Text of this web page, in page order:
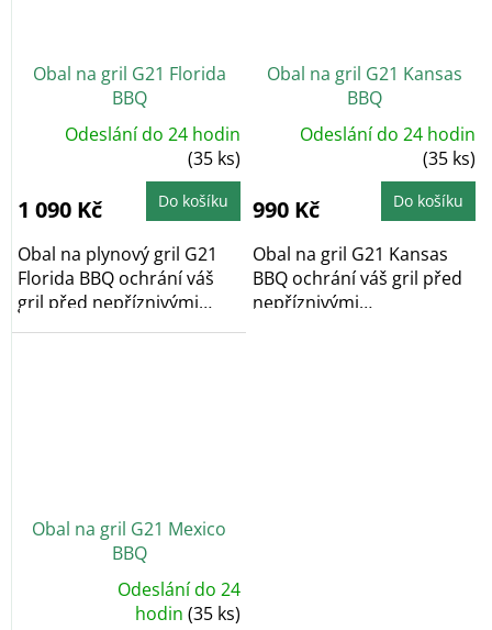
Obal na gril G21 Florida
BBQ
Odeslání do 24 hodin
(35 ks)
1 090 Kč Do košíku
Obal na plynový gril G21
Florida BBQ ochrání váš
gril před nepříznivými
povětrnostními...
Obal na gril G21 Kansas
BBQ
Odeslání do 24 hodin
(35 ks)
990 Kč Do košíku
Obal na gril G21 Kansas
BBQ ochrání váš gril před
nepříznivými
Obal na gril G21 Mexico
BBQ
Odeslání do 24
hodin(35 ks)